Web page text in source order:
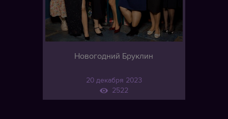
Новогодний Бруклин
20 декабря 2023
2522